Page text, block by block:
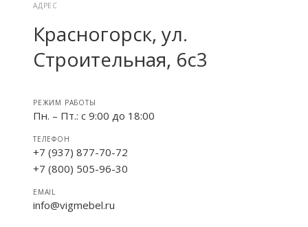
АДРЕС
Красногорск, ул.
Строительная, 6с3
РЕЖИМ РАБОТЫ
Пн. – Пт.: с 9:00 до 18:00
ТЕЛЕФОН
+7 (937) 877-70-72
+7 (800) 505-96-30
EMAIL
info@vigmebel.ru